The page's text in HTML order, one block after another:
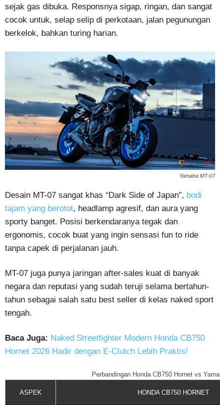
sejak gas dibuka. Responsnya sigap, ringan, dan sangat
cocok untuk, selap selip di perkotaan, jalan pegunungan
berkelok, bahkan turing harian.
Yamaha MT-07
Desain MT-07 sangat khas “Dark Side of Japan”, bodi
tajam yang berotot, headlamp agresif, dan aura yang
sporty banget. Posisi berkendaranya tegak dan
ergonomis, cocok buat yang ingin sensasi fun to ride
tanpa capek di perjalanan jauh.
MT-07 juga punya jaringan after-sales kuat di banyak
negara dan reputasi yang sudah teruji selama bertahun-
tahun sebagai salah satu best seller di kelas naked sport
tengah.
Baca Juga: Naked Streetfighter Modern Honda CB750
Hornet 2026 Hadir dengan E-Clutch Lebih Praktis!
Perbandingan Honda CB750 Hornet vs
ASPEK HONDA CB750 HORNET